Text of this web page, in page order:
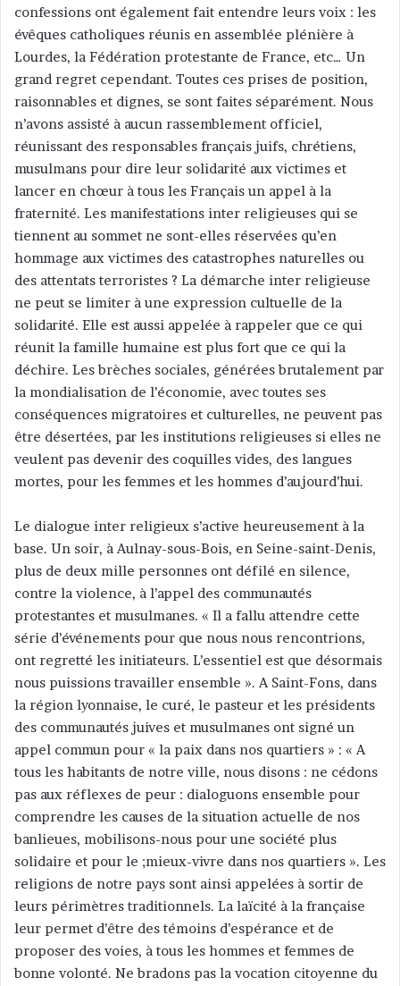
confessions ont également fait entendre leurs voix : les
évêques catholiques réunis en assemblée plénière à
Lourdes, la Fédération protestante de France, etc… Un
grand regret cependant. Toutes ces prises de position,
raisonnables et dignes, se sont faites séparément. Nous
n’avons assisté à aucun rassemblement officiel,
réunissant des responsables français juifs, chrétiens,
musulmans pour dire leur solidarité aux victimes et
lancer en chœur à tous les Français un appel à la
fraternité. Les manifestations inter religieuses qui se
tiennent au sommet ne sont-elles réservées qu’en
hommage aux victimes des catastrophes naturelles ou
des attentats terroristes ? La démarche inter religieuse
ne peut se limiter à une expression cultuelle de la
solidarité. Elle est aussi appelée à rappeler que ce qui
réunit la famille humaine est plus fort que ce qui la
déchire. Les brèches sociales, générées brutalement par
la mondialisation de l’économie, avec toutes ses
conséquences migratoires et culturelles, ne peuvent pas
être désertées, par les institutions religieuses si elles ne
veulent pas devenir des coquilles vides, des langues
mortes, pour les femmes et les hommes d’aujourd’hui.
Le dialogue inter religieux s’active heureusement à la
base. Un soir, à Aulnay-sous-Bois, en Seine-saint-Denis,
plus de deux mille personnes ont défilé en silence,
contre la violence, à l’appel des communautés
protestantes et musulmanes. « Il a fallu attendre cette
série d’événements pour que nous nous rencontrions,
ont regretté les initiateurs. L’essentiel est que désormais
nous puissions travailler ensemble ». A Saint-Fons, dans
la région lyonnaise, le curé, le pasteur et les présidents
des communautés juives et musulmanes ont signé un
appel commun pour « la paix dans nos quartiers » : « A
tous les habitants de notre ville, nous disons : ne cédons
pas aux réflexes de peur : dialoguons ensemble pour
comprendre les causes de la situation actuelle de nos
banlieues, mobilisons-nous pour une société plus
solidaire et pour le ;mieux-vivre dans nos quartiers ». Les
religions de notre pays sont ainsi appelées à sortir de
leurs périmètres traditionnels. La laïcité à la française
leur permet d’être des témoins d’espérance et de
proposer des voies, à tous les hommes et femmes de
bonne volonté. Ne bradons pas la vocation citoyenne du